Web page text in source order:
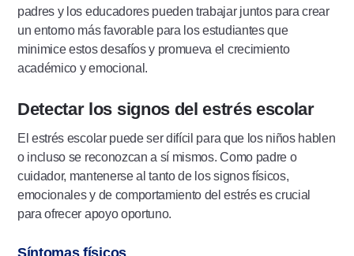
padres y los educadores pueden trabajar juntos para crear
un entorno más favorable para los estudiantes que
minimice estos desafíos y promueva el crecimiento
académico y emocional.
Detectar los signos del estrés escolar
El estrés escolar puede ser difícil para que los niños hablen
o incluso se reconozcan a sí mismos. Como padre o
cuidador, mantenerse al tanto de los signos físicos,
emocionales y de comportamiento del estrés es crucial
para ofrecer apoyo oportuno.